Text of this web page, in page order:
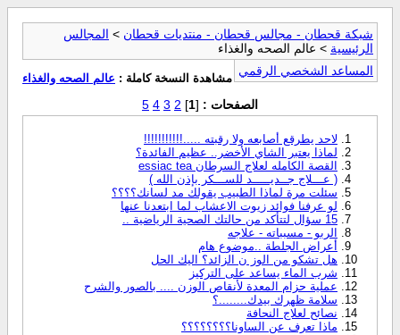
شبكة قحطان - مجالس قحطان - منتديات قحطان > المجالس
الرئيسية > عالم الصحه والغذاء
المساعد الشخصي الرقمي
مشاهدة النسخة كاملة : عالم الصحه والغذاء
الصفحات : [
1
]
2
3
4
5
لاحد يطرقع أصابعه ولا رقبته .....!!!!!!!!!!!
لماذا يعتبر الشاي الأخضر.. عظيم الفائدة؟
القصة الكامله لعلاج السرطان essiac tea
( عـــلاج جــديـــــد للســـكر بإذن الله )
سئلت مرة لماذا الطبيب يقولك مد لسانك؟؟؟؟
لو عرفنا فوائد زيوت الاعشاب لما ابتعدنا عنها
15 سؤال لتتأكد من حالتك الصحية الرياضية ..
الربو - مسبباته - علاجه
أعراض الجلطة ..موضوع هام
هل تشكو من الوز ن الزائد؟ اليك الحل
شرب الماء يساعد على التركيز
عملية حزام المعدة لأنقاص الوزن .... بالصور والشرح
سلامة ظهرك بيدك........؟
نصائح لعلاج النحافة
ماذا تعرف عن الساونا؟؟؟؟؟؟؟؟